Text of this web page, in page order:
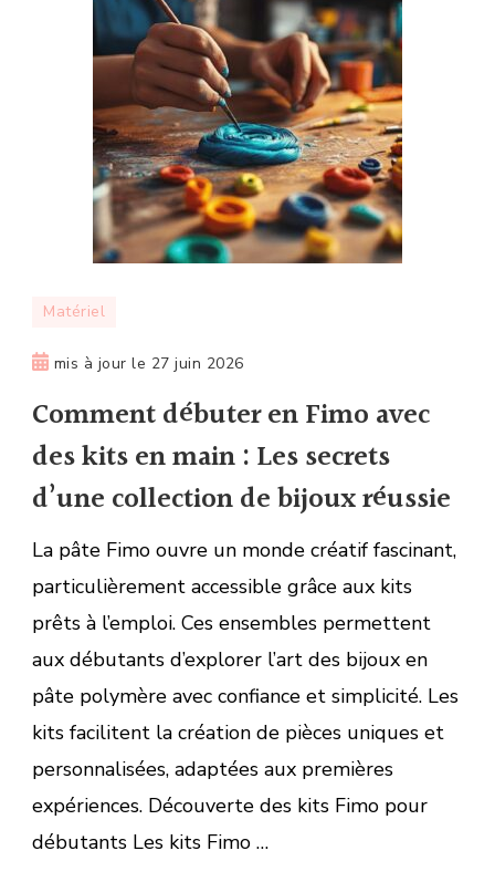
mis à jour le 27 juin 2026
Matériel
Comment débuter en Fimo avec
des kits en main : Les secrets
d’une collection de bijoux réussie
La pâte Fimo ouvre un monde créatif fascinant,
particulièrement accessible grâce aux kits
prêts à l’emploi. Ces ensembles permettent
aux débutants d’explorer l’art des bijoux en
pâte polymère avec confiance et simplicité. Les
kits facilitent la création de pièces uniques et
personnalisées, adaptées aux premières
expériences. Découverte des kits Fimo pour
débutants Les kits Fimo …